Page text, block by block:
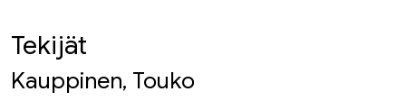
Tekijät
Kauppinen, Touko